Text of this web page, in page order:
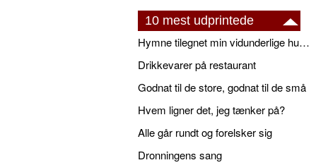
10 mest udprintede
Hymne tilegnet min vidunderlige husbond
Drikkevarer på restaurant
Godnat til de store, godnat til de små
Hvem ligner det, jeg tænker på?
Alle går rundt og forelsker sig
Dronningens sang